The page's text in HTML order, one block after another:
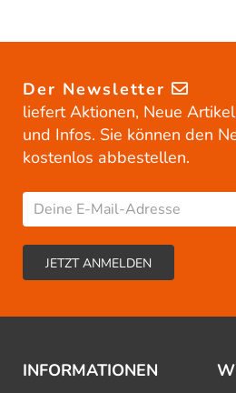
Der Newsletter
liefert Aktionen, Neue
und Infos. Sie können den
kostenlos abbestellen.
INFORMATIONEN